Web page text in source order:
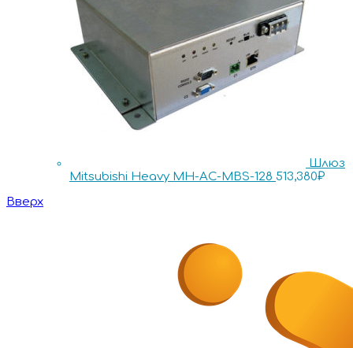
Шлюз
Mitsubishi Heavy MH-AC-MBS-128 513,380₽
Вверх